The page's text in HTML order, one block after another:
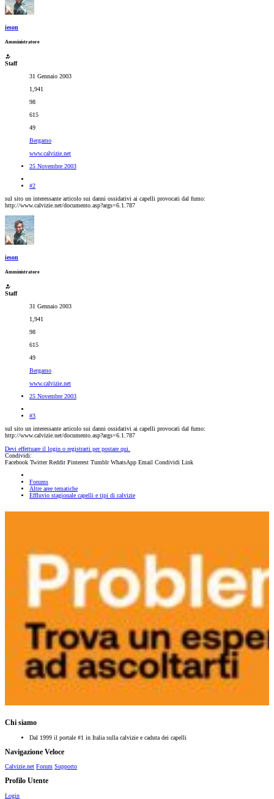
ieson
Amministratore
Staff
31 Gennaio 2003
1,941
98
615
49
Bergamo
www.calvizie.net
25 Novembre 2003
#2
sul sito un interessante articolo sui danni ossidativi ai capelli provocati dal fumo:
http://www.calvizie.net/documento.asp?args=6.1.787
ieson
Amministratore
Staff
31 Gennaio 2003
1,941
98
615
49
Bergamo
www.calvizie.net
25 Novembre 2003
#3
sul sito un interessante articolo sui danni ossidativi ai capelli provocati dal fumo:
http://www.calvizie.net/documento.asp?args=6.1.787
Devi effettuare il login o registrarti per postare qui.
Condividi:
Facebook Twitter Reddit Pinterest Tumblr WhatsApp Email Condividi Link
Forums
Altre aree tematiche
Effluvio stagionale capelli e tipi di calvizie
Chi siamo
Dal 1999 il portale #1 in Italia sulla calvizie e caduta dei capelli
Navigazione Veloce
Calvizie.net Forum Supporto
Profilo Utente
Login